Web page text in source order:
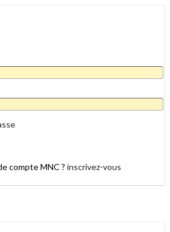
compte MNC ? inscrivez-vous